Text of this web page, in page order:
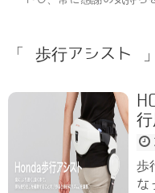
「 歩行アシスト
歩
な